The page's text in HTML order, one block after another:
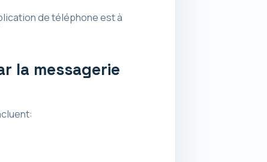
de téléphone est à
la messagerie